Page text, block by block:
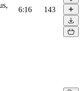
6:16 143